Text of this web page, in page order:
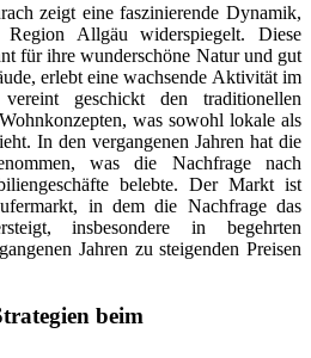
zeigt eine faszinierende Dynamik,
Allgäu widerspiegelt. Diese
für ihre wunderschöne Natur und gut
erlebt eine wachsende Aktivität im
geschickt den traditionellen
was sowohl lokale als
In den vergangenen Jahren hat die
was die Nachfrage nach
belebte. Der Markt ist
in dem die Nachfrage das
insbesondere in begehrten
Jahren zu steigenden Preisen
beim